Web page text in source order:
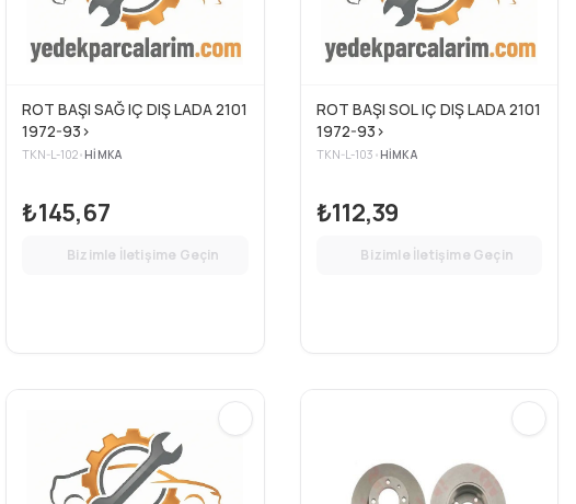
ROT BAŞI SAĞ IÇ DIŞ LADA 2101
1972-93>
TKN-L-102• HIMKA
₺145,67
Bizimle İletişime Geçin
ROT BAŞI SOL IÇ DIŞ LADA 2101
1972-93>
TKN-L-103 • HIMKA
₺112,39
Bizimle İletişime Geçin